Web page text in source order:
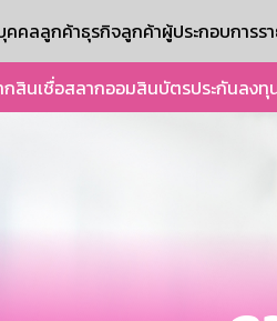
คคลลูกค้าธุรกิจลูกค้าผู้ประกอบการร
กสินเชื่อสลากออมสินบัตรประกันลงทุ